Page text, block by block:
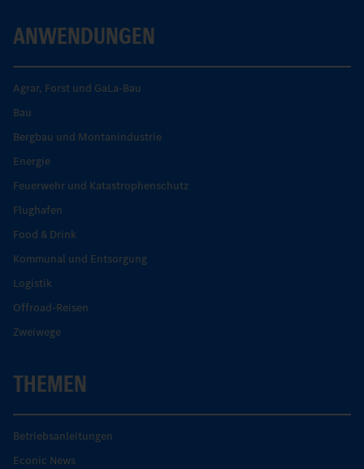
ANWENDUNGEN
Agrar, Forst und GaLa-Bau
Bau
Bergbau und Montanindustrie
Energie
Feuerwehr und Katastrophenschutz
Flughafen
Food & Drink
Kommunal und Entsorgung
Logistik
Offroad-Reisen
Zweiwege
THEMEN
Betriebsanleitungen
Econic News